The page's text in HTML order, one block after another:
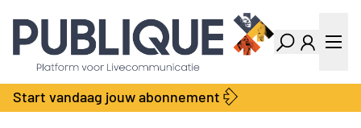
Industry Dashboard
Vacatures
Kalender
Producten
Bedrijvengids
Locatie Finder
Start vandaag jouw abonnement